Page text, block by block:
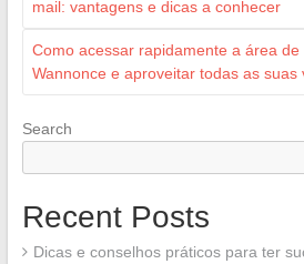
mail: vantagens e dicas a conhecer
Como acessar rapidamente a área
Wannonce e aproveitar todas as suas
Search
Recent Posts
Dicas e conselhos práticos para ter